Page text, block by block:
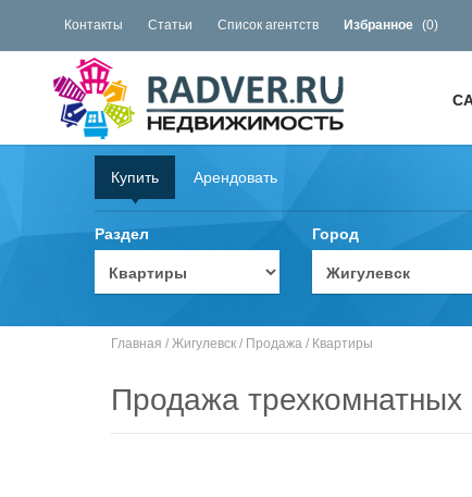
Контакты Статьи Список агентств Избранное (0)
Купить Арендовать
Раздел Город
Главная / Жигулевск / Продажа / Квартиры
Продажа